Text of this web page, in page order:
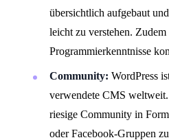
übersichtlich aufgebaut
leicht zu verstehen.
Programmierkenntnisse
Community: WordPress
verwendete CMS
riesige Community in
oder Facebook-Gruppen